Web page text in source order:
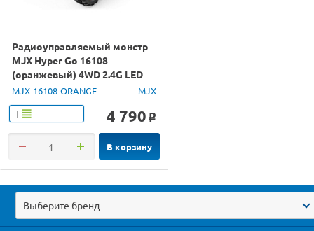
Радиоуправляемый монстр
MJX Hyper Go 16108
(оранжевый) 4WD 2.4G LED
1/16 RTR
MJX-16108-ORANGE MJX
Т 4 790 o
В корзину
Выберите бренд